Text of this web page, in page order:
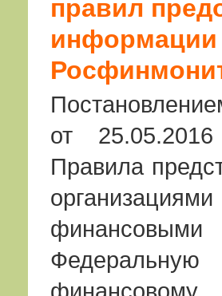
правил
информации
от
Правила